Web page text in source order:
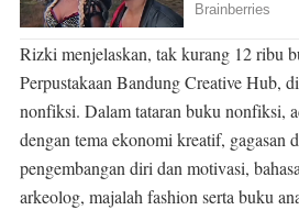
Rizki menjelaskan, tak kurang 12 ribu
Perpustakaan Bandung Creative Hub,
nonfiksi. Dalam tataran buku nonfiksi,
dengan tema ekonomi kreatif, gagasan
pengembangan diri dan motivasi,
arkeolog, majalah fashion serta buku